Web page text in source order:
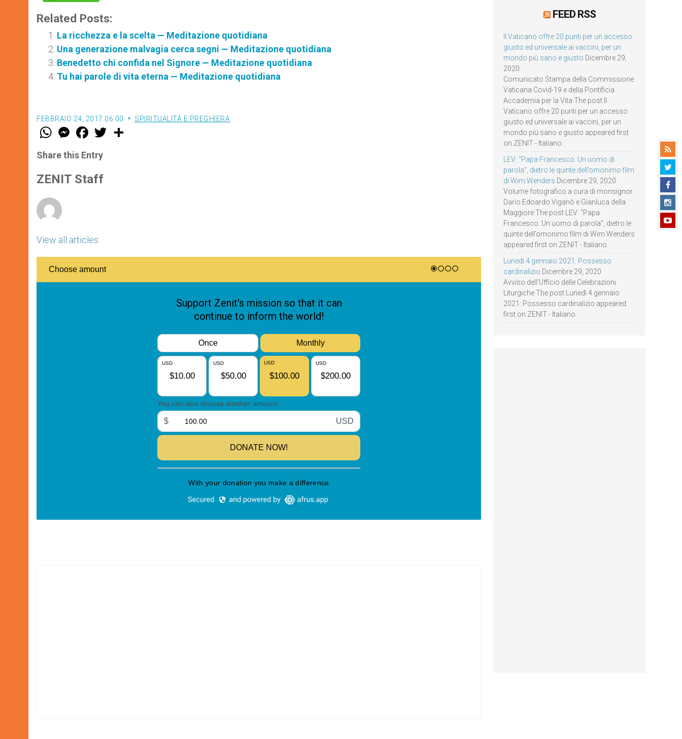
Related Posts:
La ricchezza e la scelta — Meditazione quotidiana
Una generazione malvagia cerca segni — Meditazione quotidiana
Benedetto chi confida nel Signore — Meditazione quotidiana
Tu hai parole di vita eterna — Meditazione quotidiana
FEBBRAIO 24, 2017 06:00 SPIRITUALITÀ E PREGHIERA
W
t
s
p
p
M
e
s
e
g
e
F
a
e
b
o
k
w
Share this Entry
ZENIT Staff
View all articles
FEED RSS
Il Vaticano offre 20 punti per un accesso
giusto ed universale ai vaccini, per un
mondo più sano e giusto Dicembre 29,
2020
Comunicato Stampa della Commissione
Vaticana Covid-19 e della Pontificia
Accademia per la Vita The post Il
Vaticano offre 20 punti per un accesso
giusto ed universale ai vaccini, per un
mondo più sano e giusto appeared first
on ZENIT - Italiano.
LEV: “Papa Francesco. Un uomo di
parola”, dietro le quinte dell’omonimo film
di Wim Wenders Dicembre 29, 2020
Volume fotografico a cura di monsignor
Dario Edoardo Viganò e Gianluca della
Maggiore The post LEV: “Papa
Francesco. Un uomo di parola”, dietro le
quinte dell’omonimo film di Wim Wenders
appeared first on ZENIT - Italiano.
Lunedì 4 gennaio 2021: Possesso
cardinalizio Dicembre 29, 2020
Avviso dell’Ufficio delle Celebrazioni
Liturgiche The post Lunedì 4 gennaio
2021: Possesso cardinalizio appeared
first on ZENIT - Italiano.